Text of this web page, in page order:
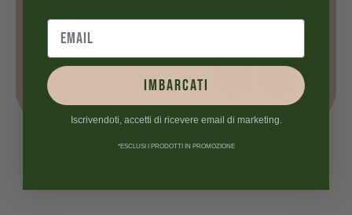
IMBARCATI
Iscrivendoti, accetti di ricevere email di marketing.
*ESCLUSI I PRODOTTI IN PROMOZIONE